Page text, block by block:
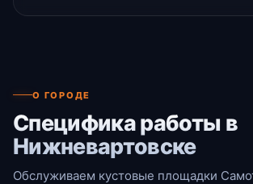
О ГОРОДЕ
Специфика работы в
Нижневартовске
Обслуживаем кустовые площадки